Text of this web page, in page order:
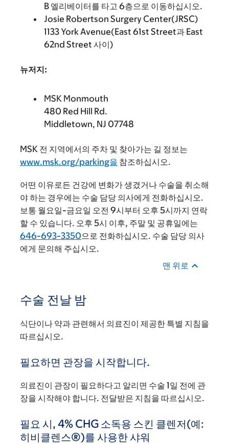
B 엘리베이터를 타고 6층으로 이동하십시오.
Josie Robertson Surgery Center(JRSC)
1133 York Avenue(East 61st Street과 East
62nd Street 사이)
뉴저지:
MSK Monmouth
480 Red Hill Rd.
Middletown, NJ 07748
MSK 전 지역에서의 주차 및 찾아가는 길 정보는
www.msk.org/parking을 참조하십시오.
어떤 이유로든 건강에 변화가 생겼거나 수술을 취소해
야 하는 경우에는 수술 담당 의사에게 전화하십시오.
보통 월요일-금요일 오전 9시부터 오후 5시까지 연락
할 수 있습니다. 오후 5시 이후, 주말 및 공휴일에는
646-693-3350으로 전화하십시오. 수술 담당 의사
에게 문의해 주십시오.
맨 위로
수술 전날 밤
식단이나 약과 관련해서 의료진이 제공한 특별 지침을
따르십시오.
필요하면 관장을 시작합니다.
의료진이 관장이 필요하다고 알리면 수술 1일 전에 관
장을 시작해야 합니다. 전달받은 지침을 따르십시오.
필요 시, 4% CHG 소독용 스킨 클렌저(예:
히비클렌스®)를 사용한 샤워